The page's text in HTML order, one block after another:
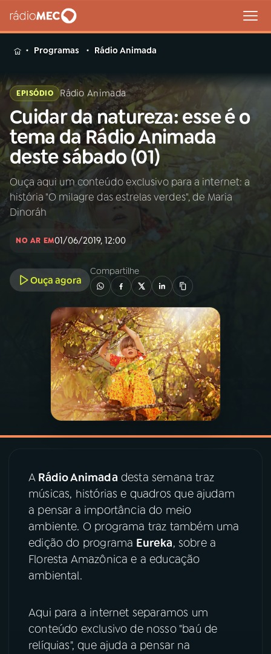
MENU
Buscar
na
Rádio
MEC
Buscar
Início AO VIVO
PROGRAMAS
PODCASTS
VIDEOCASTS
08PRÊMIO RÁDIO MEC
ACOMPANHE A RÁDIO MEC
YouTube
TikTok
Programas Rádio Animada
EPISÓDIO Rádio Animada
Cuidar da natureza: esse é o
tema da Rádio Animada
deste sábado (01)
Ouça aqui um conteúdo exclusivo para a internet: a
história "O milagre das estrelas verdes", de Maria
Dinoráh
NO AR EM01/06/2019, 12:00
Ouça agora
Compartilhe
A Rádio Animada desta semana traz
músicas, histórias e quadros que ajudam
a pensar a importância do meio
ambiente. O programa traz também uma
edição do programa Eureka, sobre a
Floresta Amazônica e a educação
ambiental.
Aqui para a internet separamos um
conteúdo exclusivo de nosso "baú de
relíquias", que ajuda a pensar na